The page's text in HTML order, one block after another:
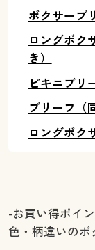
ボクサーブ
ロングボク
き）
ビキニブリ
ブリーフ（
ロングボク
-お買い得ポイ
色・柄違いのボ